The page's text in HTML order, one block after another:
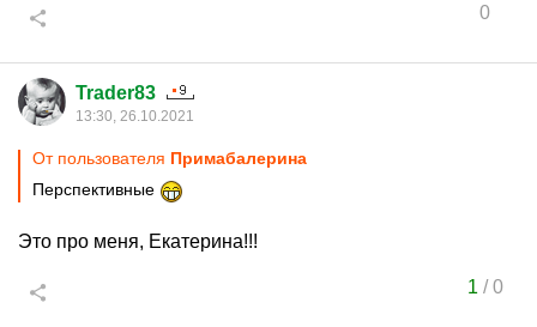
0
Trader83
13:30, 26.10.2021
От пользователя Примaбaлерина
Перспективные
Это про меня, Екатерина!!!
1 /0